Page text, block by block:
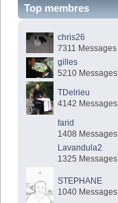
Top membres
chris26
7311 Messages
gilles
5210 Messages
TDelrieu
4142 Messages
farid
1408 Messages
Lavandula2
1325 Messages
STEPHANE
1040 Messages